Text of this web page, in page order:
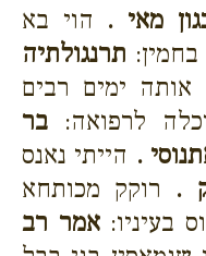
מאי . הוי בא
בחמין: תרנגולתיה
ימים רבים
לרפואה: בר
. הייתי נאנס
. רוקק מכותחא
בעיניו:אמר רב